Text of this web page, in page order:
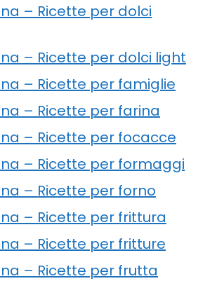
– Ricette per dolci
– Ricette per dolci light
– Ricette per famiglie
– Ricette per farina
– Ricette per focacce
– Ricette per formaggi
– Ricette per forno
– Ricette per frittura
– Ricette per fritture
– Ricette per frutta